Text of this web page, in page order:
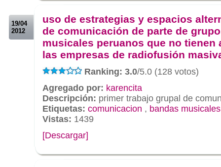
19/04
2012
uso de estrategias y espacios
de comunicación de parte de
musicales peruanos que no tienen
las empresas de radiofusión
Ranking: 3.0/5.0 (128 votos)
Agregado por: karencita
Descripción: primer trabajo grupal de
Etiquetas: comunicacion , bandas musicales
Vistas: 1439
[Descargar]